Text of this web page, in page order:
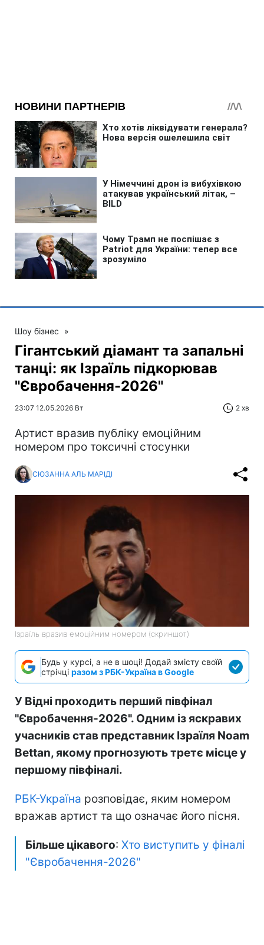
Шоу бізнес »
Гігантський діамант та запальні
танці: як Ізраїль підкорював
"Євробачення-2026"
23:07 12.05.2026 Вт 2 хв
Артист вразив публіку емоційним
номером про токсичні стосунки
СЮЗАННА АЛЬ МАРІДІ
Ізраїль вразив емоційним номером (скриншот)
Будь у курсі, а не в шоці! Додай змісту своїй
стрічці разом з РБК-Україна в Google
У Відні проходить перший півфінал
"Євробачення-2026". Одним із яскравих
учасників став представник Ізраїля Noam
Bettan, якому прогнозують третє місце у
першому півфіналі.
РБК-Україна розповідає, яким номером
вражав артист та що означає його пісня.
Більше цікавого: Хто виступить у фіналі
"Євробачення-2026"